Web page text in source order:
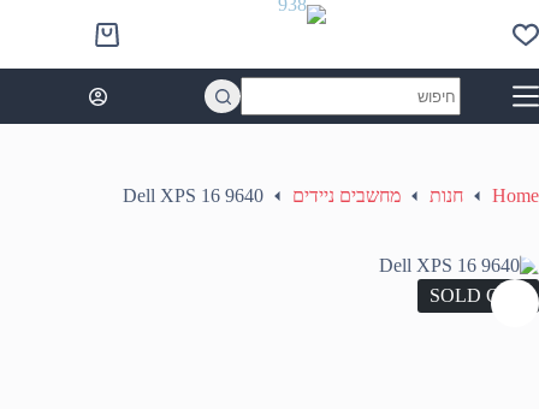
to
content
Shopping
cart
results
Home חנות מחשבים ניידים Dell XPS 16 9640
SOLD OUT